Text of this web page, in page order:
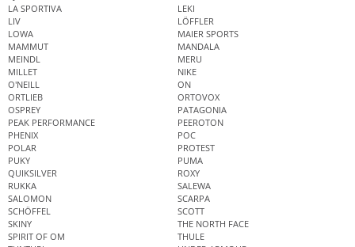
LA SPORTIVA
LEKI
LIV
LÖFFLER
LOWA
MAIER SPORTS
MAMMUT
MANDALA
MEINDL
MERU
MILLET
NIKE
O'NEILL
ON
ORTLIEB
ORTOVOX
OSPREY
PATAGONIA
PEAK PERFORMANCE
PEEROTON
PHENIX
POC
POLAR
PROTEST
PUKY
PUMA
QUIKSILVER
ROXY
RUKKA
SALEWA
SALOMON
SCARPA
SCHÖFFEL
SCOTT
SKINY
THE NORTH FACE
SPIRIT OF OM
THULE